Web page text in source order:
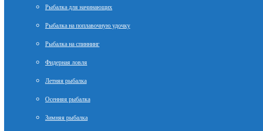
Рыбалка для начинающих
Рыбалка на поплавочную удочку
Рыбалка на спиннинг
Фидерная ловля
Летняя рыбалка
Осенняя рыбалка
Зимняя рыбалка